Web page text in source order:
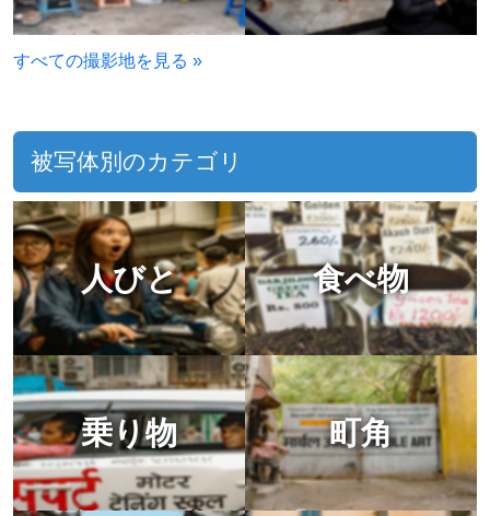
すべての撮影地を見る »
被写体別のカテゴリ
人びと 食べ物
乗り物 町角